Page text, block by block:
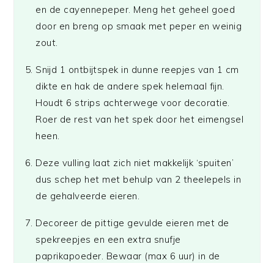
en de cayennepeper. Meng het geheel goed
door en breng op smaak met peper en weinig
zout.
Snijd 1 ontbijtspek in dunne reepjes van 1 cm
dikte en hak de andere spek helemaal fijn.
Houdt 6 strips achterwege voor decoratie.
Roer de rest van het spek door het eimengsel
heen.
Deze vulling laat zich niet makkelijk ‘spuiten’
dus schep het met behulp van 2 theelepels in
de gehalveerde eieren.
Decoreer de pittige gevulde eieren met de
spekreepjes en een extra snufje
paprikapoeder. Bewaar (max 6 uur) in de